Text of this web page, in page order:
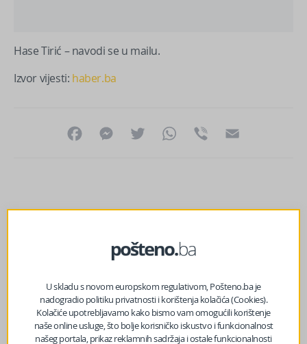
Hase Tirić – navodi se u mailu.
Izvor vijesti: haber.ba
FacebookMessenger
Twitter WhatsApp
Viber
U skladu s novom europskom regulativom, Pošteno.ba je
nadogradio politiku privatnosti i korištenja kolačića (Cookies).
Kolačiće upotrebljavamo kako bismo vam omogućili korištenje
naše online usluge, što bolje korisničko iskustvo i funkcionalnost
našeg portala, prikaz reklamnih sadržaja i ostale funkcionalnosti